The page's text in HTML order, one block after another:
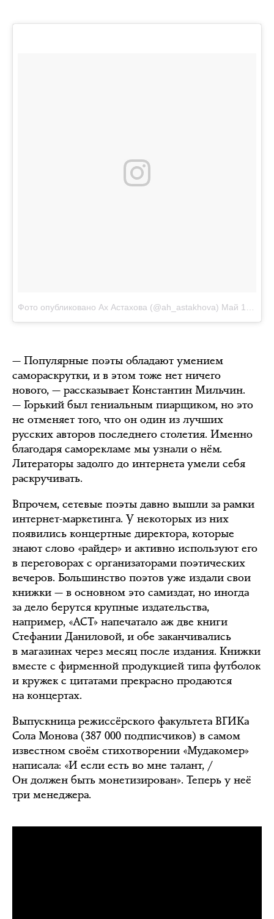
Фото опубликовано Ах Астахова (@ah_astakhova) Май 1 2016 в 9:22 PDT
— Популярные поэты обладают умением
самораскрутки, и в этом тоже нет ничего
нового, — рассказывает Константин Мильчин.
— Горький был гениальным пиарщиком, но это
не отменяет того, что он один из лучших
русских авторов последнего столетия. Именно
благодаря саморекламе мы узнали о нём.
Литераторы задолго до интернета умели себя
раскручивать.
Впрочем, сетевые поэты давно вышли за рамки
интернет-маркетинга. У некоторых из них
появились концертные директора, которые
знают слово «райдер» и активно используют его
в переговорах с организаторами поэтических
вечеров. Большинство поэтов уже издали свои
книжки — в основном это самиздат, но иногда
за дело берутся крупные издательства,
например, «АСТ» напечатало аж две книги
Стефании Даниловой, и обе заканчивались
в магазинах через месяц после издания. Книжки
вместе с фирменной продукцией типа футболок
и кружек с цитатами прекрасно продаются
на концертах.
Выпускница режиссёрского факультета ВГИКа
Сола Монова (387 000 подписчиков) в самом
известном своём стихотворении «Мудакомер»
написала: «И если есть во мне талант, /
Он должен быть монетизирован». Теперь у неё
три менеджера.